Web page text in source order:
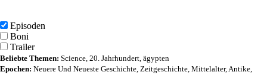
Episoden
Boni
Trailer
Beliebte Themen: Science, 20. Jahrhundert, ägypten
Epochen: Neuere Und Neueste Geschichte, Zeitgeschichte, Mittelalter,Antike,